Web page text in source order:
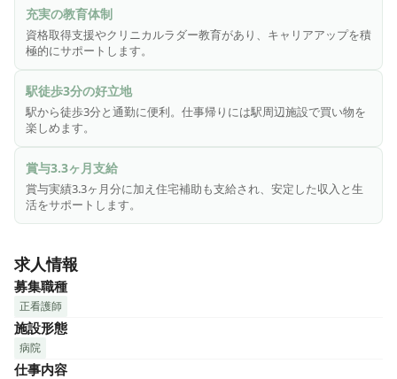
✓ 自分の求める『看護観』を探究できる
救急外来・手術室・急性期病棟・地域包括ケア病棟・回復期
リハビリテーション病棟など、看護師が活躍するフィール
ド・役割はさまざまです。幅広い選択肢の中で、自分が求め
ている看護を見つけ、深く探究していくことが可能です。
✓ 資格取得等のキャリアアップを応援
eラーニングを組み込んだクリニカルラダー教育を導入。個々
のキャリアビジョンに耳を傾け、学べる環境を提供したいと
考えています。院外研修への参加バックアップや認定等資格
取得支援制度などキャリアアップを応援します。
看護部全体で時間外の削減に取り組んでいます。効率的に仕
事を終わらせ、家事や子育てとの両立ができる職場環境づく
りを目指しています。また、ライフステージの変化に合わせ
て部署の異動も可能で、多様な働き方を選択できます。5日間
のリフレッシュ休暇が取得可能で、プライベートの充実も図
れます！
充実の教育体制
資格取得支援やクリニカルラダー教育があり、キャリアアップを積
極的にサポートします。
駅徒歩3分の好立地
駅から徒歩3分と通勤に便利。仕事帰りには駅周辺施設で買い物を
楽しめます。
賞与3.3ヶ月支給
賞与実績3.3ヶ月分に加え住宅補助も支給され、安定した収入と生
活をサポートします。
求人情報
募集職種
正看護師
施設形態
病院
仕事内容